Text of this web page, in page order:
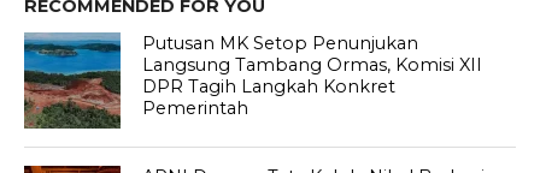
RECOMMENDED FOR YOU
Putusan MK Setop Penunjukan
Langsung Tambang Ormas, Komisi XII
DPR Tagih Langkah Konkret
Pemerintah